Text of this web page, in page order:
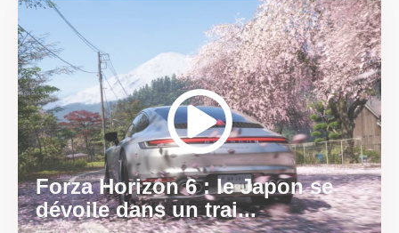
Forza Horizon 6 : le Japon se
dévoile dans un trai...